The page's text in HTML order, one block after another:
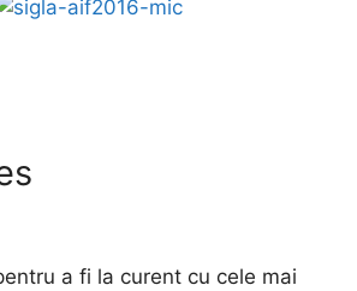
a fi la curent cu cele mai